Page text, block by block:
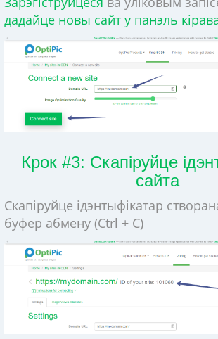
дадайце новы сайт у панэль
Крок #3: Скапіруйце
сайта
Скапіруйце ідэнтыфікатар
буфер абмену (Ctrl + C)